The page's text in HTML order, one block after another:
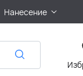
Нанесение